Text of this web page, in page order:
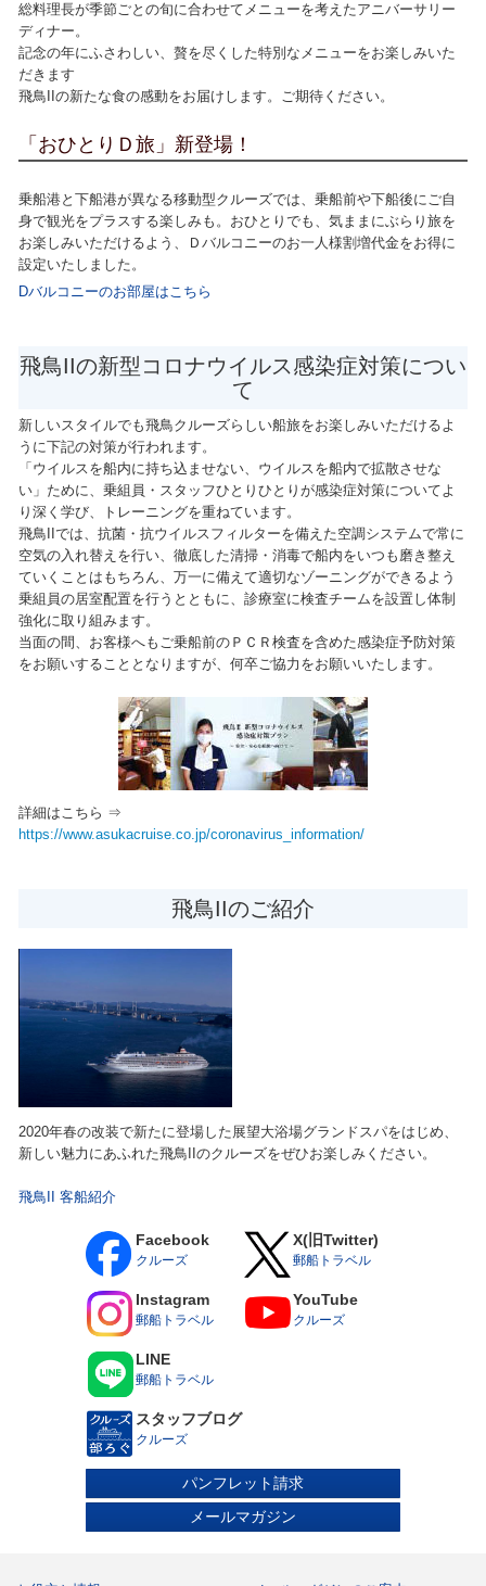
総料理長が季節ごとの旬に合わせてメニューを考えたアニバーサリー
ディナー。
記念の年にふさわしい、贅を尽くした特別なメニューをお楽しみいた
だきます
飛鳥IIの新たな食の感動をお届けします。ご期待ください。
「おひとりＤ旅」新登場！
乗船港と下船港が異なる移動型クルーズでは、乗船前や下船後にご自
身で観光をプラスする楽しみも。おひとりでも、気ままにぶらり旅を
お楽しみいただけるよう、Ｄバルコニーのお一人様割増代金をお得に
設定いたしました。
Dバルコニーのお部屋はこちら
飛鳥IIの新型コロナウイルス感染症対策につい
て
新しいスタイルでも飛鳥クルーズらしい船旅をお楽しみいただけるよ
うに下記の対策が行われます。
「ウイルスを船内に持ち込ませない、ウイルスを船内で拡散させな
い」ために、乗組員・スタッフひとりひとりが感染症対策についてよ
り深く学び、トレーニングを重ねています。
飛鳥IIでは、抗菌・抗ウイルスフィルターを備えた空調システムで常に
空気の入れ替えを行い、徹底した清掃・消毒で船内をいつも磨き整え
ていくことはもちろん、万一に備えて適切なゾーニングができるよう
乗組員の居室配置を行うとともに、診療室に検査チームを設置し体制
強化に取り組みます。
当面の間、お客様へもご乗船前のＰＣＲ検査を含めた感染症予防対策
をお願いすることとなりますが、何卒ご協力をお願いいたします。
詳細はこちら ⇒
https://www.asukacruise.co.jp/coronavirus_information/
飛鳥IIのご紹介
2020年春の改装で新たに登場した展望大浴場グランドスパをはじめ、
新しい魅力にあふれた飛鳥IIのクルーズをぜひお楽しみください。
飛鳥II 客船紹介
Facebook
クルーズ
X(旧Twitter)
郵船トラベル
Instagram
郵船トラベル
YouTube
クルーズ
LINE
郵船トラベル
スタッフブログ
クルーズ
パンフレット請求
メールマガジン